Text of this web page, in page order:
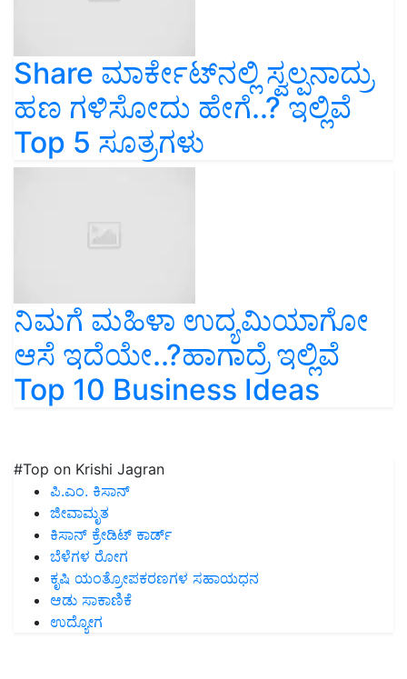
Share ಮಾರ್ಕೇಟ್‌ನಲ್ಲಿ ಸ್ವಲ್ಪನಾದ್ರು
ಹಣ ಗಳಿಸೋದು ಹೇಗೆ..? ಇಲ್ಲಿವೆ
Top 5 ಸೂತ್ರಗಳು
ನಿಮಗೆ ಮಹಿಳಾ ಉದ್ಯಮಿಯಾಗೋ
ಆಸೆ ಇದೆಯೇ..?ಹಾಗಾದ್ರೆ ಇಲ್ಲಿವೆ
Top 10 Business Ideas
#Top on Krishi Jagran
ಪಿ.ಎಂ. ಕಿಸಾನ್
ಜೀವಾಮೃತ
ಕಿಸಾನ್ ಕ್ರೇಡಿಟ್ ಕಾರ್ಡ್
ಬೆಳೆಗಳ ರೋಗ
ಕೃಷಿ ಯಂತ್ರೋಪಕರಣಗಳ ಸಹಾಯಧನ
ಆಡು ಸಾಕಾಣಿಕೆ
ಉದ್ಯೋಗ